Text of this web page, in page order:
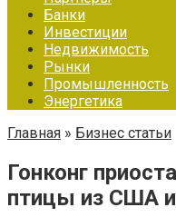
Банки
Инвестиции
Недвижимость
Рынки
Промышленность
Энергетика
Главная » Бизнес статьи
Гонконг
птицы из США и